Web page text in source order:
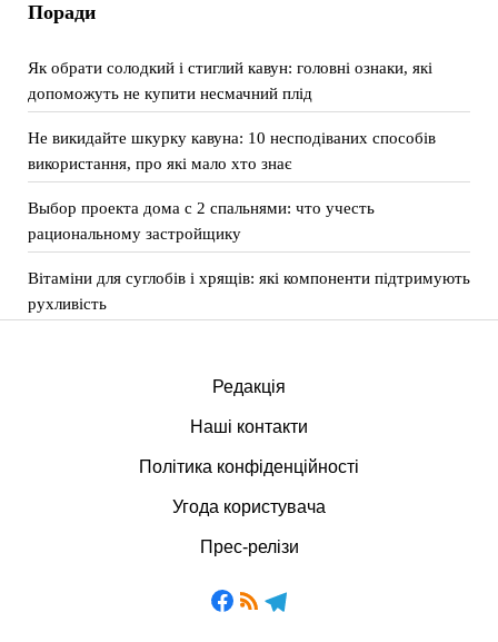
Поради
Як обрати солодкий і стиглий кавун: головні ознаки, які
допоможуть не купити несмачний плід
Не викидайте шкурку кавуна: 10 несподіваних способів
використання, про які мало хто знає
Выбор проекта дома с 2 спальнями: что учесть
рациональному застройщику
Вітаміни для суглобів і хрящів: які компоненти підтримують
рухливість
Редакція
Наші контакти
Політика конфіденційності
Угода користувача
Прес-релізи